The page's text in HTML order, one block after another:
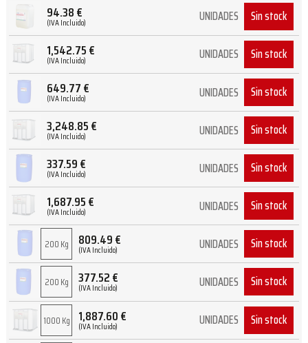
94.38€
(IVA Incluido) UNIDADES Sin stock
1,542.75€
(IVA Incluido) UNIDADES Sin stock
649.77€
(IVA Incluido) UNIDADES Sin stock
3,248.85€
(IVA Incluido) UNIDADES Sin stock
337.59€
(IVA Incluido) UNIDADES Sin stock
1,687.95€
(IVA Incluido) UNIDADES Sin stock
200 Kg 809.49€
(IVA Incluido) UNIDADES Sin stock
200 Kg 377.52€
(IVA Incluido) UNIDADES Sin stock
1000 Kg 1,887.60€
(IVA Incluido) UNIDADES Sin stock